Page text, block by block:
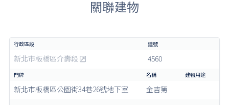
關聯建物
新北市板橋區介壽段 4560
新北市板橋區公園街34巷26號地下室 金吉第